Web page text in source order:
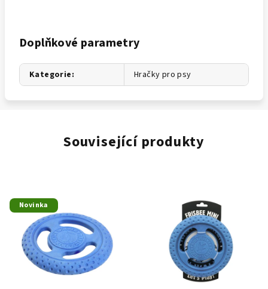
Doplňkové parametry
Kategorie: Hračky pro psy
Související produkty
Novinka